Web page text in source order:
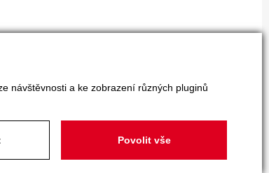
návštěvnosti a ke zobrazení různých pluginů
Povolit vše